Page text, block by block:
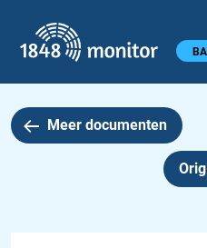
Hoofdmenu
Meer documenten